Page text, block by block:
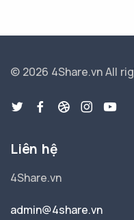
© 2026 4Share.vnAll
Liên hệ
4Share.vn
admin@4share.vn